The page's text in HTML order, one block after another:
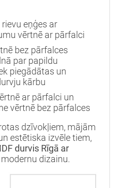
eņģes ar
vērtnē ar pārfalci
bez pārfalces
par papildu
piegādātas un
kārbu
ar pārfalci un
vērtnē bez pārfalces
dzīvokļiem, mājām
estētiska izvēle tiem,
durvis Rīgā ar
dizainu.